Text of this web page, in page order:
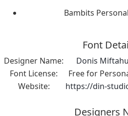
Bambits
Font
Designer Name:
Donis
Font License:
Free for
Website:
https://din-
Designers